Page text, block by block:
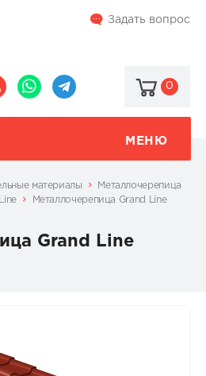
Задать вопрос
0
МЕНЮ
материалы
Металлочерепица
Металлочерепица Grand Line
Grand Line